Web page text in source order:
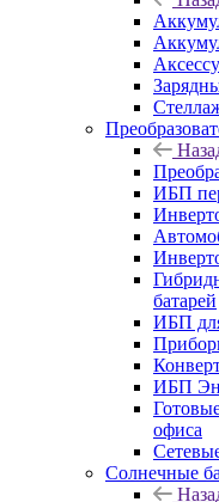
ИБП
батарей
ИБП
ИБП
офиса
Солнечные